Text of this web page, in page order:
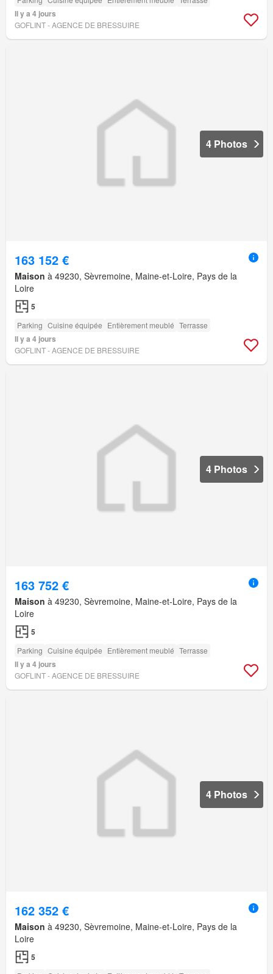
Il y a 4 jours
GOFLINT - AGENCE DE BRESSUIRE
4 Photos
163 152 €
Maison à 49230, Sèvremoine, Maine-et-Loire, Pays de la
Loire
5
Parking Cuisine équipée Entièrement meublé Terrasse
Il y a 4 jours
GOFLINT - AGENCE DE BRESSUIRE
4 Photos
163 752 €
Maison à 49230, Sèvremoine, Maine-et-Loire, Pays de la
Loire
5
Parking Cuisine équipée Entièrement meublé Terrasse
Il y a 4 jours
GOFLINT - AGENCE DE BRESSUIRE
4 Photos
162 352 €
Maison à 49230, Sèvremoine, Maine-et-Loire, Pays de la
Loire
5